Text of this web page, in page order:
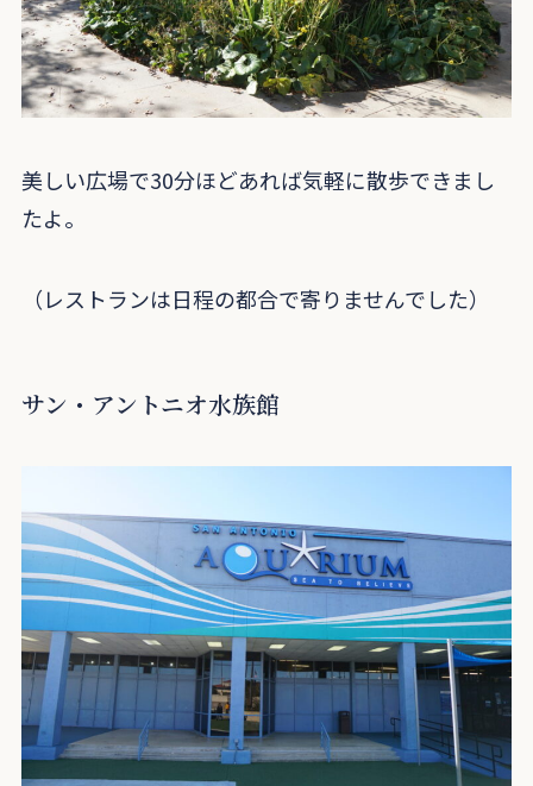
美しい広場で30分ほどあれば気軽に散歩できまし
たよ。
（レストランは日程の都合で寄りませんでした）
サン・アントニオ水族館